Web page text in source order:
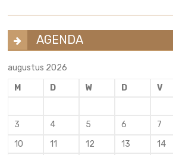
AGENDA
augustus 2026
M
D W D V
3
4 5 6 7
10
11 12 13 14